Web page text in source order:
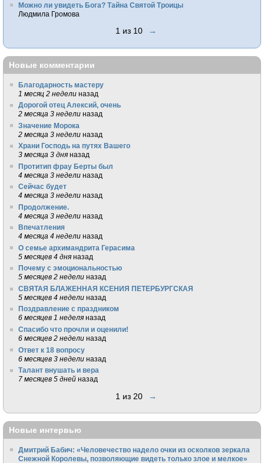
Можно ли увидеть Бога? Тайна Святой Троицы
Людмила Громова
1 из 10 →
Новые комментарии
Благодарность мастеру
1 месяц 2 недели назад
Дорогой отец Алексий, очень
2 месяца 3 недели назад
Значение Морока
2 месяца 3 недели назад
Храни Господь на путях Вашего
3 месяца 3 дня назад
Протитип фрау Берты был
4 месяца 3 недели назад
Сейчас будет
4 месяца 3 недели назад
Продолжение.
4 месяца 3 недели назад
Впечатления
4 месяца 4 недели назад
О семье архимандрита Герасима
5 месяцев 4 дня назад
Почему с эмоциональностью
5 месяцев 2 недели назад
СВЯТАЯ БЛАЖЕННАЯ КСЕНИЯ ПЕТЕРБУРГСКАЯ
5 месяцев 4 недели назад
Поздравление с праздником
6 месяцев 1 неделя назад
Спасибо что прочли и оценили!
6 месяцев 2 недели назад
Ответ к 18 вопросу
6 месяцев 3 недели назад
Талант внушать и вера
7 месяцев 5 дней назад
1 из 20 →
Новые интервью
Дмитрий Бабич: «Человечество надело очки из осколков зеркала
Снежной Королевы, позволяющие видеть только злое и мелкое»